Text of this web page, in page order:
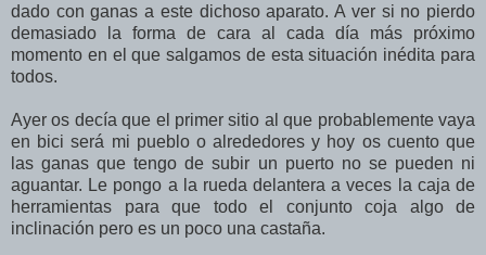
dado con ganas a este dichoso aparato. A ver si no pierdo
demasiado la forma de cara al cada día más próximo
momento en el que salgamos de esta situación inédita para
todos.
Ayer os decía que el primer sitio al que probablemente vaya
en bici será mi pueblo o alrededores y hoy os cuento que
las ganas que tengo de subir un puerto no se pueden ni
aguantar. Le pongo a la rueda delantera a veces la caja de
herramientas para que todo el conjunto coja algo de
inclinación pero es un poco una castaña.